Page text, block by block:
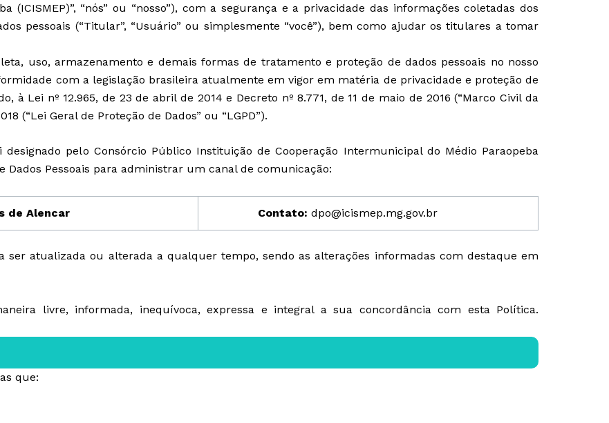
(ICISMEP)”, “nós” ou “nosso”), com a segurança e a privacidade das informações coletadas dos
pessoais (“Titular”, “Usuário” ou simplesmente “você”), bem como ajudar os titulares a tomar
uso, armazenamento e demais formas de tratamento e proteção de dados pessoais no nosso
com a legislação brasileira atualmente em vigor em matéria de privacidade e proteção de
à Lei nº 12.965, de 23 de abril de 2014 e Decreto nº 8.771, de 11 de maio de 2016 (“Marco Civil da
(“Lei Geral de Proteção de Dados” ou “LGPD”).
pelo Consórcio Público Instituição de Cooperação Intermunicipal do Médio Paraopeba
Dados Pessoais para administrar um canal de comunicação:
de Alencar Contato: dpo@icismep.mg.gov.br
ser atualizada ou alterada a qualquer tempo, sendo as alterações informadas com destaque em
livre, informada, inequívoca, expressa e integral a sua concordância com esta Política.
que: